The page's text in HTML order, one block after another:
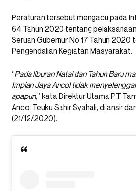
Peraturan tersebut mengacu pada
64 Tahun 2020 tentang
Seruan Gubernur No 17 Tahun 2020
Pengendalian Kegiatan Masyarakat.
“Pada liburan Natal dan Tahun Baru
Impian Jaya Ancol tidak
apapun,” kata Direktur Utama PT
Ancol Teuku Sahir Syahali, dilansir
(21/12/2020).